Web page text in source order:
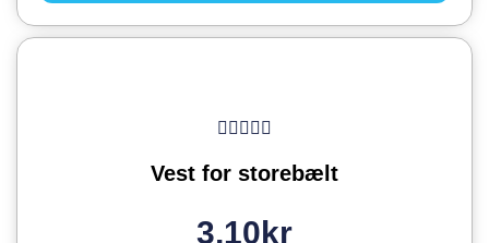
Vest for storebælt
3,10kr